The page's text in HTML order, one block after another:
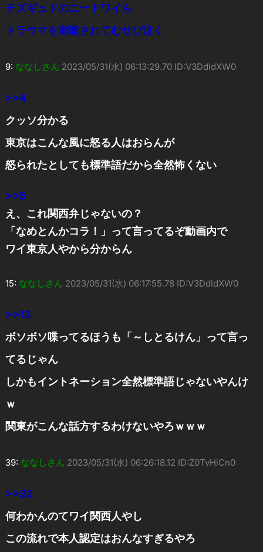
チズギュドのニートワイら
トラウマを刺激されてむせび泣く
9: ななしさん 2023/05/31(水) 06:13:29.70 ID:V3DdldXW0
>>4
クッソ分かる
東京はこんな風に怒る人はおらんが
怒られたとしても標準語だから全然怖くない
>>5
え、これ関西弁じゃないの？
「なめとんかコラ！」って言ってるぞ動画内で
ワイ東京人やから分からん
15: ななしさん 2023/05/31(水) 06:17:55.78 ID:V3DdldXW0
>>13
ボソボソ喋ってるほうも「～しとるけん」って言っ
てるじゃん
しかもイントネーション全然標準語じゃないやんけ
ｗ
関東がこんな話方するわけないやろｗｗｗ
39: ななしさん 2023/05/31(水) 06:26:18.12 ID:Z0TvHiCn0
>>32
何わかんのてワイ関西人やし
この流れで本人認定はおんなすぎるやろ